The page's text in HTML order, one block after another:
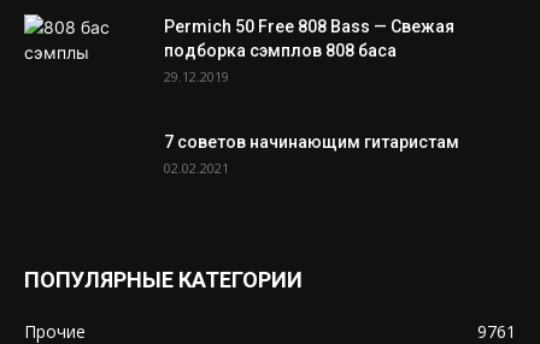
Permich 50 Free 808 Bass — Свежая
подборка сэмплов 808 баса
29.12.2019
7 советов начинающим гитаристам
02.02.2021
ПОПУЛЯРНЫЕ КАТЕГОРИИ
Прочие
9761